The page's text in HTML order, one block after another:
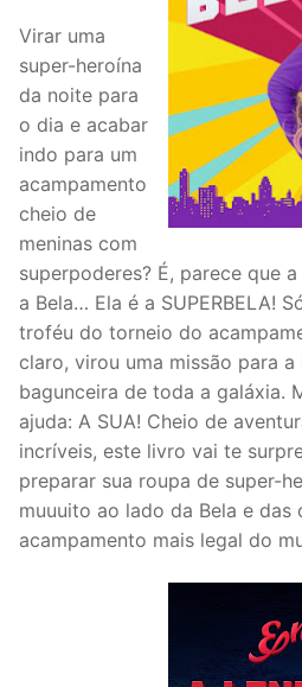
Virar uma
super-heroína
da noite para
o dia e acabar
indo para um
acampamento
cheio de
meninas com
superpoderes? É, parece que
a Bela… Ela é a SUPERBELA!
troféu do torneio do
claro, virou uma missão para a
bagunceira de toda a galáxia.
ajuda: A SUA! Cheio de
incríveis, este livro vai te
preparar sua roupa de super-
muuuito ao lado da Bela e das
acampamento mais legal do